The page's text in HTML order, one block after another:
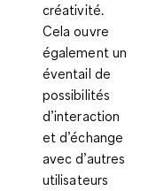
créativité.
Cela ouvre
également un
éventail de
possibilités
d’interaction
et d’échange
avec d’autres
utilisateurs